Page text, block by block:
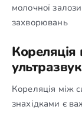
молочної
захворювань
Кореляція
Кореляція між
знахідками є